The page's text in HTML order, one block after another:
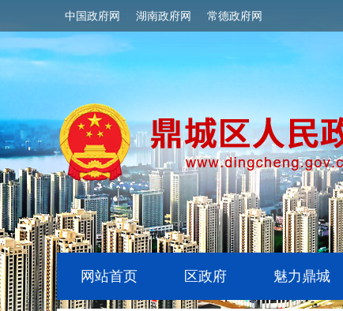
中国政府网 湖南政府网 常德政府网
网站首页 区政府 魅力鼎城